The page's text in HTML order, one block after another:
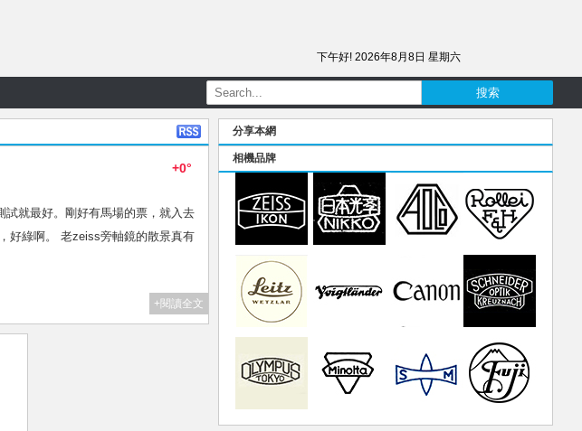
下午好! 2026年8月8日 星期六
+0°
就最好。剛好有馬場的票，就入去
好綠啊。 老zeiss旁軸鏡的散景真有
+閱讀全文
分享本網
相機品牌